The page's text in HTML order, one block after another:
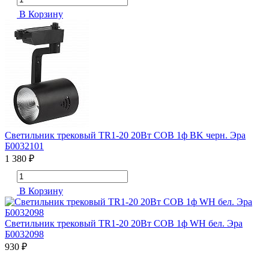
В Корзину
Светильник трековый TR1-20 20Вт COB 1ф BK черн. Эра
Б0032101
1 380 ₽
В Корзину
Светильник трековый TR1-20 20Вт COB 1ф WH бел. Эра
Б0032098
930 ₽